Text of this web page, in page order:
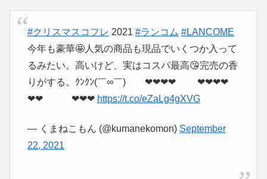
#クリスマスコフレ 2021 #ランコム #LANCOME
今年も豪華🤩人気の商品も現品でいくつか入って
るみたい。高いけど、実はコスパ最高😘完売の香
りがする。ｸﾝｸﾝ(￣∞￣) ❤❤❤❤ ❤❤❤❤
❤❤ ❤❤❤ https://t.co/eZaLg4gXVG
— くまねこもん (@kumanekomon) September
22, 2021